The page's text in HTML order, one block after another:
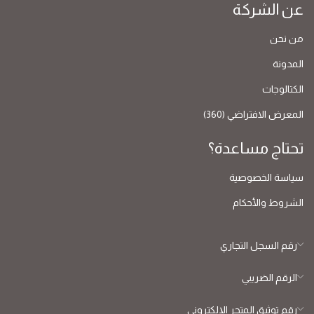
عن الشركة
من نحن
المدونة
الكتالوجات
المعرض الافتراضي (360)
تحتاج مساعدة؟
سياسة الخصوصية
الشروط والأحكام
رقم السجل التجاري
الرقم الضريبي
رقم توثيق المتجر الإلكتروني